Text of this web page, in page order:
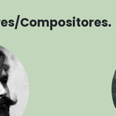
Compositores.